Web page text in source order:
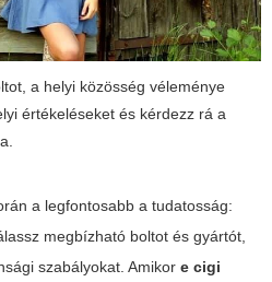
a helyi közösség véleménye
értékeléseket és kérdezz rá a
a legfontosabb a tudatosság:
megbízható boltot és gyártót,
szabályokat. Amikor e cigi